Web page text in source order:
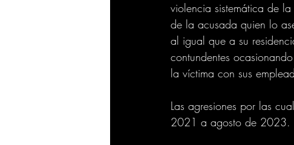
violencia sistemática de
de la acusada quien lo
al igual que a su
contundentes
la víctima con sus
Las agresiones por las
2021 a agosto de 2023.